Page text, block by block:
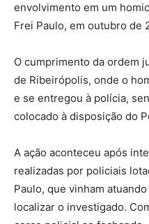
envolvimento em um
Frei Paulo, em outubro de
O cumprimento da ordem
de Ribeirópolis, onde o
e se entregou à polícia,
colocado à disposição do
A ação aconteceu após
realizadas por policiais
Paulo, que vinham
localizar o investigado.